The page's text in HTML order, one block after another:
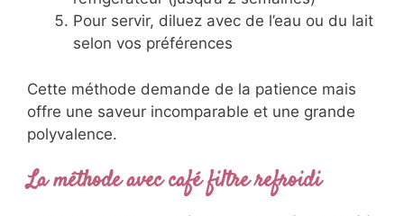
Pour servir, diluez avec de l’eau ou du lait
selon vos préférences
Cette méthode demande de la patience mais
offre une saveur incomparable et une grande
polyvalence.
La méthode avec café filtre refroidi